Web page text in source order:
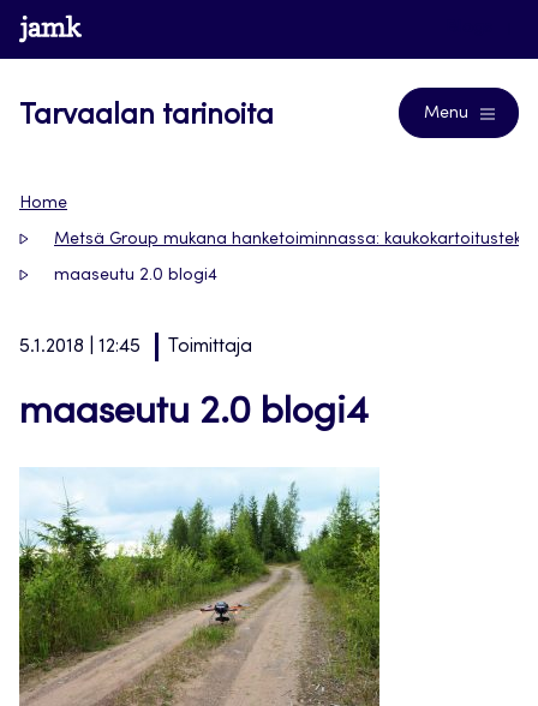
Siirry
suoraan
www.jamk.fi
Tarvaalan tarinoita Menu
Home
Metsä Group mukana hanketoiminnassa:
maaseutu 2.0 blogi4
5.1.2018 | 12:45 Toimittaja
maaseutu 2.0 blogi4